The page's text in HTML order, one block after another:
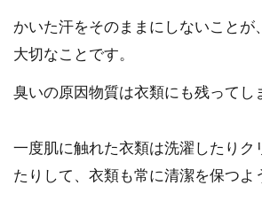
かいた汗をそのままにしないことが
大切なことです。
臭いの原因物質は衣類にも残ってし
一度肌に触れた衣類は洗濯したりク
たりして、衣類も常に清潔を保つよ